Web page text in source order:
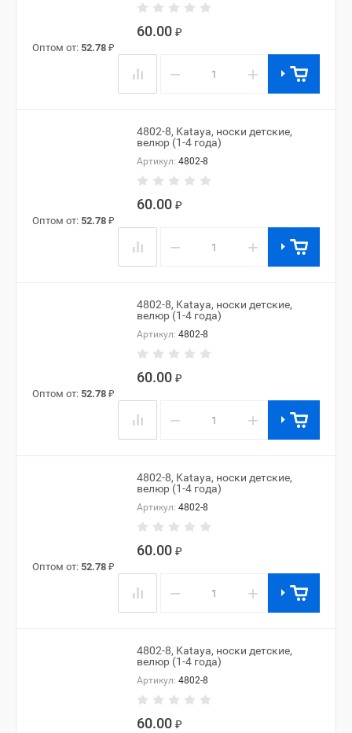
60.00 ₽
Оптом от: 52.78 ₽
− +
4802-8, Kataya, носки детские,
велюр (1-4 года)
Артикул: 4802-8
60.00 ₽
Оптом от: 52.78 ₽
− +
4802-8, Kataya, носки детские,
велюр (1-4 года)
Артикул: 4802-8
60.00 ₽
Оптом от: 52.78 ₽
− +
4802-8, Kataya, носки детские,
велюр (1-4 года)
Артикул: 4802-8
60.00 ₽
Оптом от: 52.78 ₽
− +
4802-8, Kataya, носки детские,
велюр (1-4 года)
Артикул: 4802-8
60.00 ₽